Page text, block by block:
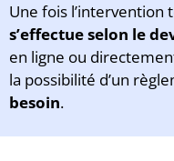
Une fois l’intervention
s’effectue selon le
en ligne ou
la possibilité d’un
besoin.